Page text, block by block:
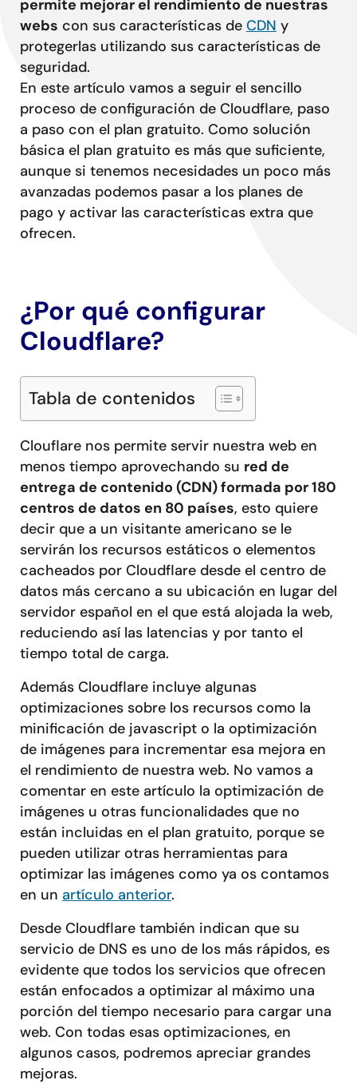
permite mejorar el rendimiento de nuestras
webs con sus características de CDN y
protegerlas utilizando sus características de
seguridad.
En este artículo vamos a seguir el sencillo
proceso de configuración de Cloudflare, paso
a paso con el plan gratuito. Como solución
básica el plan gratuito es más que suficiente,
aunque si tenemos necesidades un poco más
avanzadas podemos pasar a los planes de
pago y activar las características extra que
ofrecen.
¿Por qué configurar
Cloudflare?
Tabla de contenidos
Clouflare nos permite servir nuestra web en
menos tiempo aprovechando su red de
entrega de contenido (CDN) formada por 180
centros de datos en 80 países, esto quiere
decir que a un visitante americano se le
servirán los recursos estáticos o elementos
cacheados por Cloudflare desde el centro de
datos más cercano a su ubicación en lugar del
servidor español en el que está alojada la web,
reduciendo así las latencias y por tanto el
tiempo total de carga.
Además Cloudflare incluye algunas
optimizaciones sobre los recursos como la
minificación de javascript o la optimización
de imágenes para incrementar esa mejora en
el rendimiento de nuestra web. No vamos a
comentar en este artículo la optimización de
imágenes u otras funcionalidades que no
están incluidas en el plan gratuito, porque se
pueden utilizar otras herramientas para
optimizar las imágenes como ya os contamos
en un artículo anterior.
Desde Cloudflare también indican que su
servicio de DNS es uno de los más rápidos, es
evidente que todos los servicios que ofrecen
están enfocados a optimizar al máximo una
porción del tiempo necesario para cargar una
web. Con todas esas optimizaciones, en
algunos casos, podremos apreciar grandes
mejoras.